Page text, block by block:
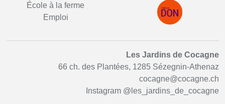
École à la ferme
Emploi
Les Jardins de Cocagne
66 ch. des Plantées, 1285 Sézegnin-Athenaz
cocagne@cocagne.ch
Instagram @les_jardins_de_cocagne